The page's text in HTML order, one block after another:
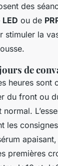
des
ou de
stimuler la
de
heures sont
du front ou
normal.
les
premières